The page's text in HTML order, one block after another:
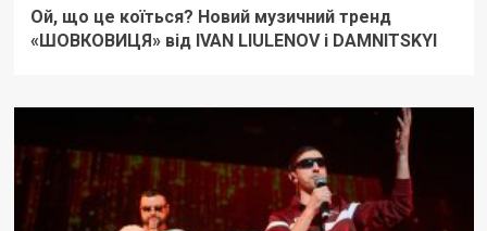
Ой, що це коїться? Новий музичний тренд
«ШОВКОВИЦЯ» від IVAN LIULENOV і DAMNITSKYI